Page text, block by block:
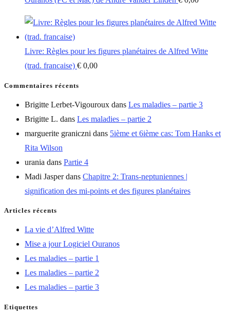
Livre: Règles pour les figures planétaires de Alfred Witte
(trad. francaise) € 0,00
Commentaires récents
Brigitte Lerbet-Vigouroux dans Les maladies – partie 3
Brigitte L. dans Les maladies – partie 2
marguerite graniczni dans 5ième et 6ième cas: Tom Hanks et
Rita Wilson
urania dans Partie 4
Madi Jasperdans Chapitre 2: Trans-neptuniennes |
signification des mi-points et des figures planétaires
Articles récents
La vie d’Alfred Witte
Mise a jour Logiciel Ouranos
Les maladies – partie 1
Les maladies – partie 2
Les maladies – partie 3
Etiquettes